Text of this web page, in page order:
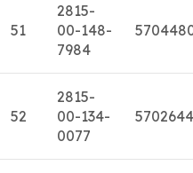
51
2815-
00-148-
7984
52
2815-
00-134-
0077
5702644